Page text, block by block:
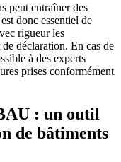
peut entraîner des
donc essentiel de
rigueur les
déclaration. En cas de
à des experts
prises conformément
: un outil
de bâtiments